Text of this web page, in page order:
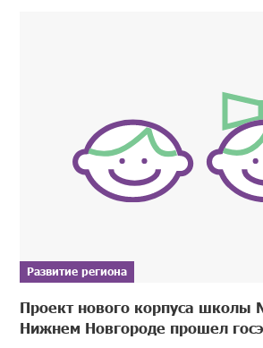
Развитие региона
Проект нового корпуса школы
Нижнем Новгороде прошел